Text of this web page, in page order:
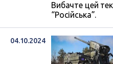
Вибачте цей
“Російська”.
04.10.2024